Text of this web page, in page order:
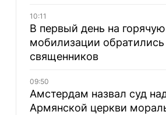
10:11
В первый день на
мобилизации обратились
священников
09:50
Амстердам назвал суд
Армянской церкви